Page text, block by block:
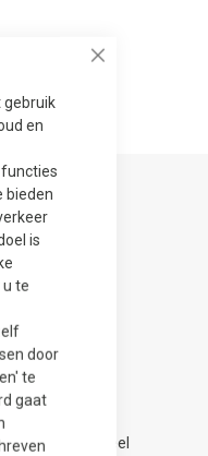
gebruik
en
bieden
is
te
door
te
gaat
om eventueel